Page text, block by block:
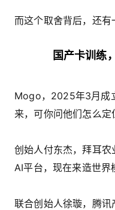
而这个取舍背后，还有
国产卡训练
Mogo，2025年3月成
来，可你问他们怎么定
创始人付东杰，拜耳
AI平台，现在来造世界
联合创始人徐璇，腾